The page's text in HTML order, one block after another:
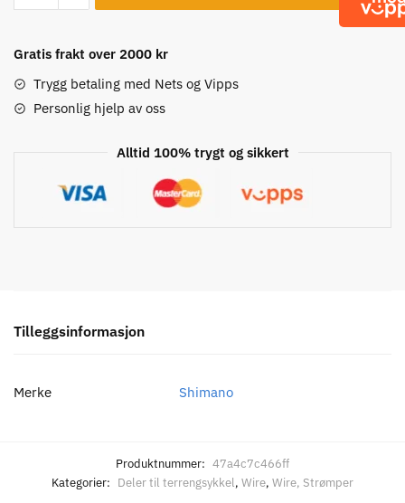
1,2x2100mm,
Stk
antall
Gratis frakt over 2000 kr
Trygg betaling med Nets og Vipps
Personlig hjelp av oss
Alltid 100% trygt og sikkert
Tilleggsinformasjon
Merke Shimano
Produktnummer: 47a4c7c466ff
Kategorier: Deler til terrengsykkel, Wire, Wire, Strømper